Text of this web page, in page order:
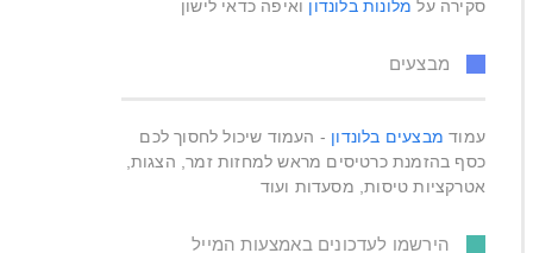
סקירה על מלונות בלונדון ואיפה כדאי לישון
מבצעים
עמוד מבצעים בלונדון - העמוד שיכול לחסוך לכם
כסף בהזמנת כרטיסים מראש למחזות זמר, הצגות,
אטרקציות טיסות, מסעדות ועוד
הירשמו לעדכונים באמצעות המייל